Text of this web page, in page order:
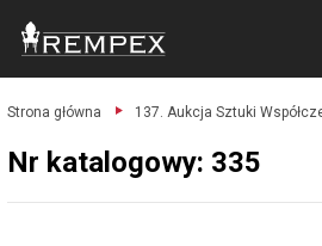
Strona główna 137. Aukcja Sztuki
Nr katalogowy: 335